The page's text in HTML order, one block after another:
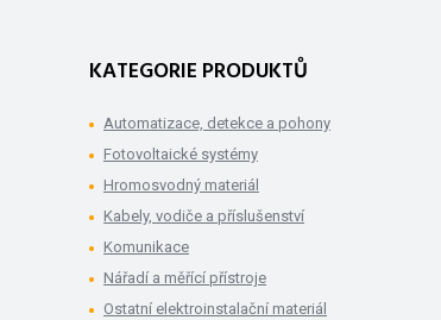
KATEGORIE PRODUKTŮ
Automatizace, detekce a pohony
Fotovoltaické systémy
Hromosvodný materiál
Kabely, vodiče a příslušenství
Komunikace
Nářadí a měřící přístroje
Ostatní elektroinstalační materiál